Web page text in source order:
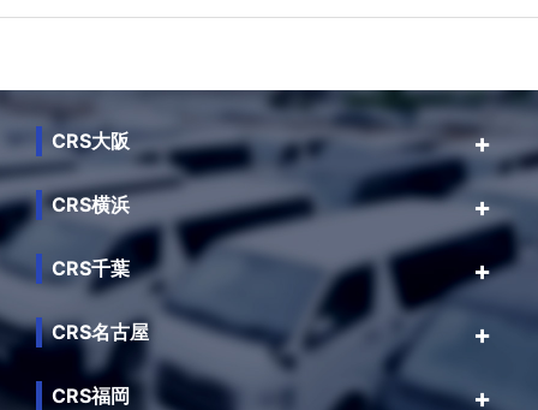
CRS大阪
CRS横浜
CRS千葉
CRS名古屋
CRS福岡